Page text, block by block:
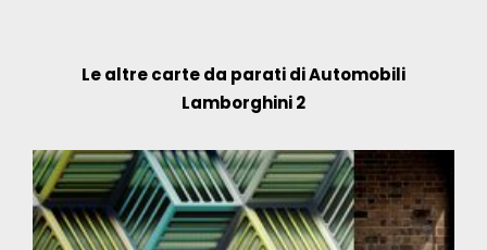
Le altre carte da parati di Automobili
Lamborghini 2